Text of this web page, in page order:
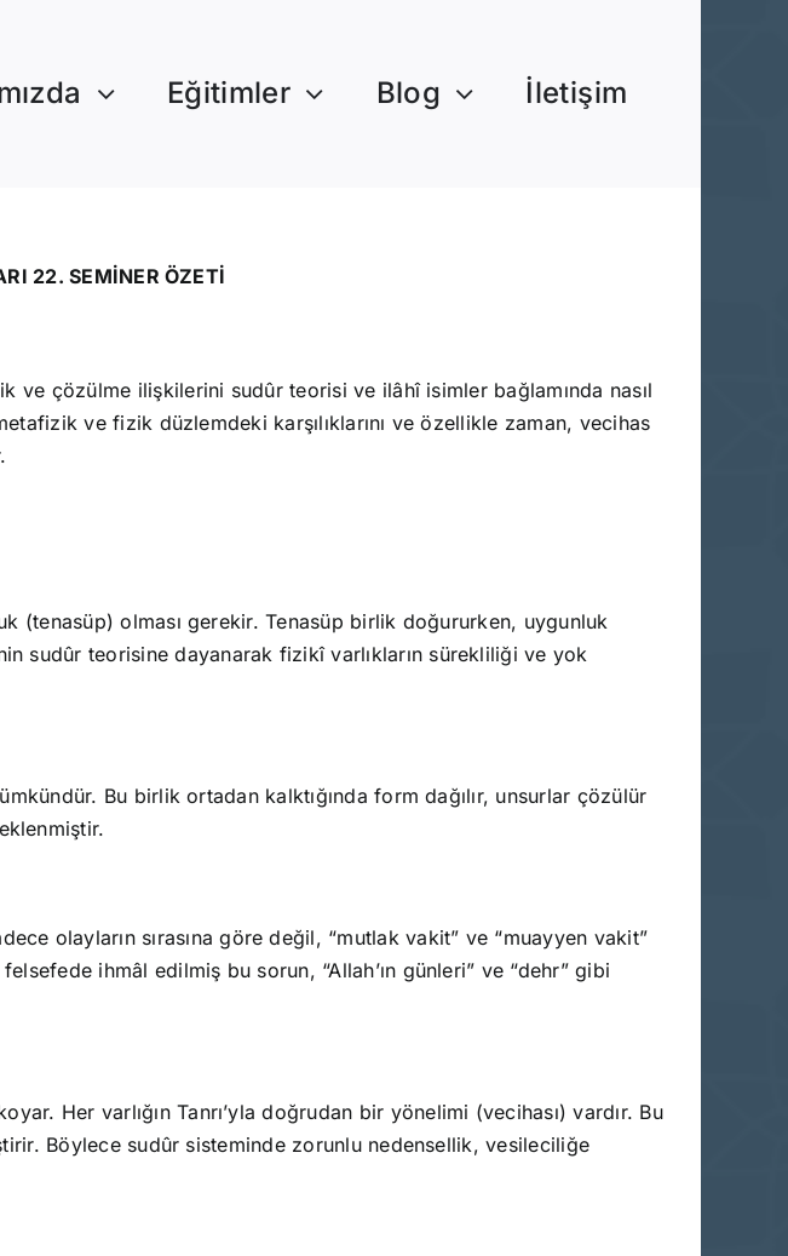
Eğitimler Blog İletişim
22. SEMİNER ÖZETİ
ve çözülme ilişkilerini sudûr teorisi ve ilâhî isimler bağlamında nasıl
ve fizik düzlemdeki karşılıklarını ve özellikle zaman, vecihas
(tenasüp) olması gerekir. Tenasüp birlik doğururken, uygunluk
sudûr teorisine dayanarak fizikî varlıkların sürekliliği ve yok
Bu birlik ortadan kalktığında form dağılır, unsurlar çözülür
olayların sırasına göre değil, “mutlak vakit” ve “muayyen vakit”
ihmâl edilmiş bu sorun, “Allah’ın günleri” ve “dehr” gibi
Her varlığın Tanrı’yla doğrudan bir yönelimi (vecihası) vardır. Bu
Böylece sudûr sisteminde zorunlu nedensellik, vesileciliğe